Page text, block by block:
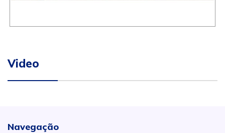
Video
Navegação